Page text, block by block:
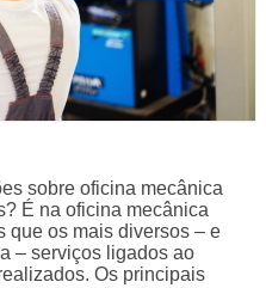
sobre oficina mecânica
É na oficina mecânica
que os mais diversos – e
– serviços ligados ao
Os principais